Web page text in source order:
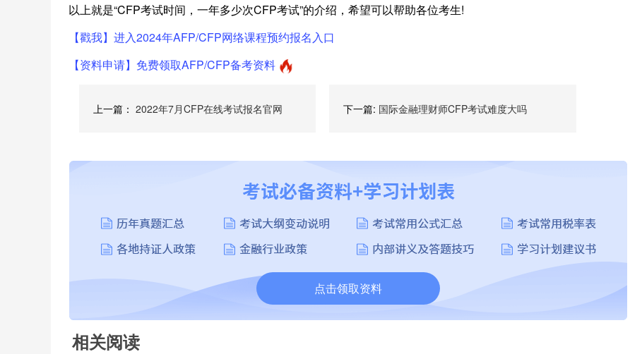
以上就是“CFP考试时间，一年多少次CFP考试”的介绍，希望可以帮助各位考生!
【戳我】进入2024年AFP/CFP网络课程预约报名入口
【资料申请】免费领取AFP/CFP备考资料
上一篇： 2022年7月CFP在线考试报名官网 下一篇: 国际金融理财师CFP考试难度大吗
点击领取资料
相关阅读